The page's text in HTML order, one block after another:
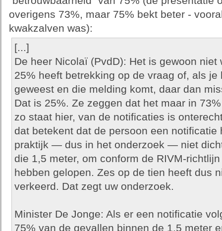
overigens 73%, maar 75% bekt beter -
kwakzalven was):
[...]
De heer Nicolaï (PvdD): Het is gewoon
25% heeft betrekking op de vraag of, als
geweest en die melding komt, daar dan
Dat is 25%. Ze zeggen dat het maar in
zo staat hier, van de notificaties is
dat betekent dat de persoon een
praktijk — dus in het onderzoek — niet
die 1,5 meter, om conform de RIVM-
hebben gelopen. Zes op de tien heeft dus
verkeerd. Dat zegt uw onderzoek.
Minister De Jonge: Als er een notificatie
75% van de gevallen binnen de 1,5 meter